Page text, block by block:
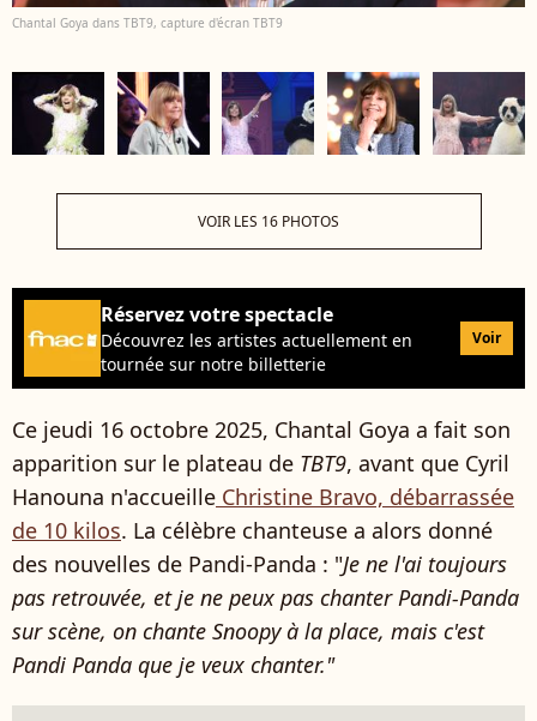
Chantal Goya dans TBT9, capture d'écran TBT9
VOIR LES 16 PHOTOS
Réservez votre spectacle
Découvrez les artistes actuellement en
tournée sur notre billetterie
Voir
Ce jeudi 16 octobre 2025, Chantal Goya a fait son
apparition sur le plateau de TBT9, avant que Cyril
Hanouna n'accueille Christine Bravo, débarrassée
de 10 kilos. La célèbre chanteuse a alors donné
des nouvelles de Pandi-Panda : "Je ne l'ai toujours
pas retrouvée, et je ne peux pas chanter Pandi-Panda
sur scène, on chante Snoopy à la place, mais c'est
Pandi Panda que je veux chanter."